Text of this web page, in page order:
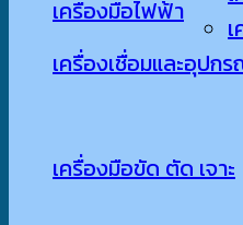
เครื่องมือไฟฟ้า
เครื่องเชื่อมและอุปก
เครื่องมือขัด ตัด เจาะ